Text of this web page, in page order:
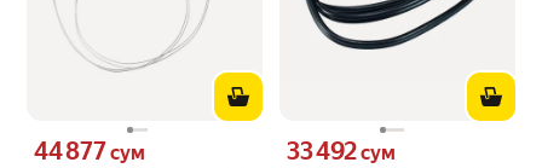
Цена 44877 сум вместо
44 877сум Цена 33492 сум вместо
33 492сум